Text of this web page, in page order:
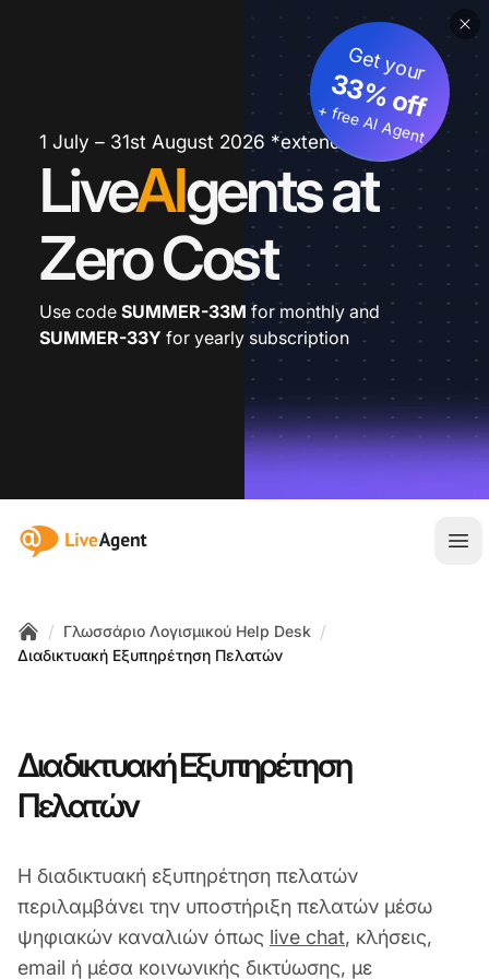
1 July – 31st August 2026 *extended
LiveAIgents at
Zero Cost
Get your
33% off
+ free AI Agent
Use code SUMMER-33M for monthly and
SUMMER-33Y for yearly subscription
:site.title
Home
/ Γλωσσάριο Λογισμικού Help Desk /
Διαδικτυακή Εξυπηρέτηση Πελατών
Διαδικτυακή Εξυπηρέτηση
Πελατών
Η διαδικτυακή εξυπηρέτηση πελατών
περιλαμβάνει την υποστήριξη πελατών μέσω
ψηφιακών καναλιών όπως live chat, κλήσεις,
email ή μέσα κοινωνικής δικτύωσης, με